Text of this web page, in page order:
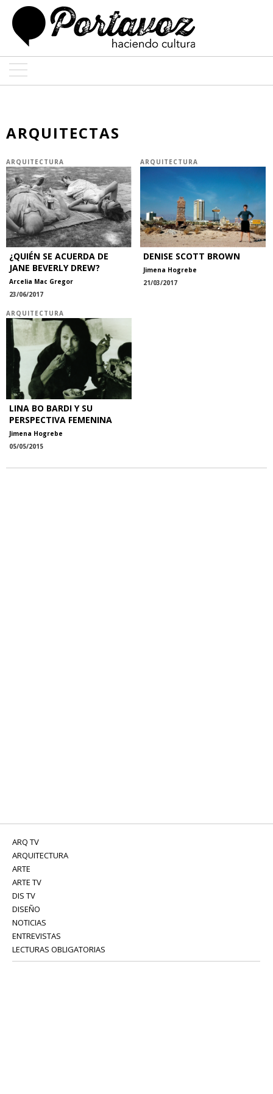
ARQUITECTURA
ENTREVISTAS
COLABORADORES
ARQUITECTAS
ARQUITECTURA
¿QUIÉN SE ACUERDA DE
JANE BEVERLY DREW?
Arcelia Mac Gregor
23/06/2017
ARQUITECTURA
DENISE SCOTT BROWN
Jimena Hogrebe
21/03/2017
ARQUITECTURA
LINA BO BARDI Y SU
PERSPECTIVA FEMENINA
Jimena Hogrebe
05/05/2015
ARQ TV
ARQUITECTURA
ARTE
ARTE TV
DIS TV
DISEÑO
NOTICIAS
ENTREVISTAS
LECTURAS OBLIGATORIAS